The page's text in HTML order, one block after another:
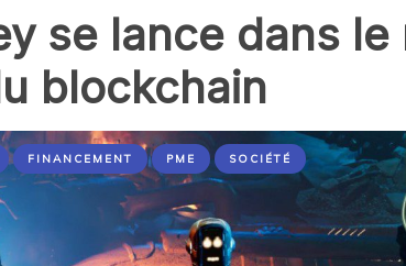
se lance dans le
blockchain
FINANCEMENT PME SOCIÉTÉ